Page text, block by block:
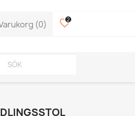
(0) favorite_border
2